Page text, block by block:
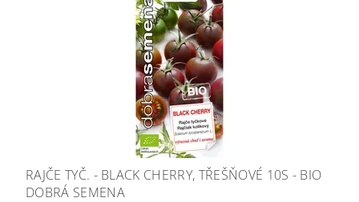
RAJČE TYČ. - BLACK CHERRY, TŘEŠŇOVÉ 10S - BIO
DOBRÁ SEMENA